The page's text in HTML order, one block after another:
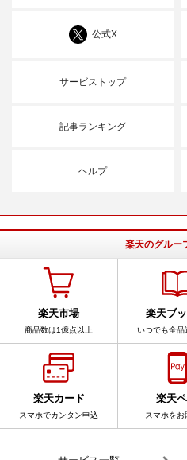
公式X
サービストップ
記事ランキング
ヘルプ
楽天のグルー
楽天市場
商品数は1億点以上
楽天ブ
いつでも全品
楽天カード
スマホでカンタン申込
楽天
スマホをお